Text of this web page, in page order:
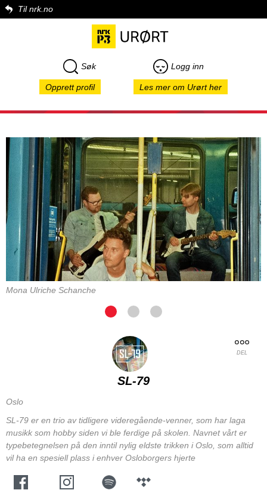
Til nrk.no
Søk Logg inn
Opprett profil Les mer om Urørt her
Mona Ulriche Schanche
DEL
SL-79
Oslo
SL-79 er en trio av tidligere videregående-venner, som har laga
musikk som hobby siden vi ble ferdige på skolen. Navnet vårt er
typebetegnelsen på den inntil nylig eldste trikken i Oslo, som alltid
vil ha en spesiell plass i enhver Osloborgers hjerte